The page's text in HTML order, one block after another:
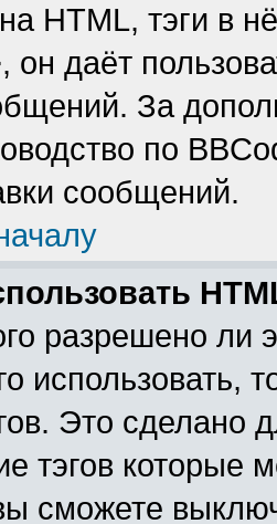
HTML, тэги в
он даёт
За
по
сообщений.
разрешено ли
использовать,
Это сделано
тэгов которые
сможете